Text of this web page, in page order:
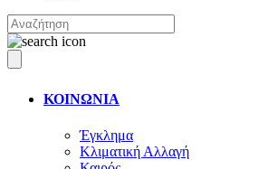
ΚΟΙΝΩΝΙΑ
Έγκλημα
Κλιματική Αλλαγή